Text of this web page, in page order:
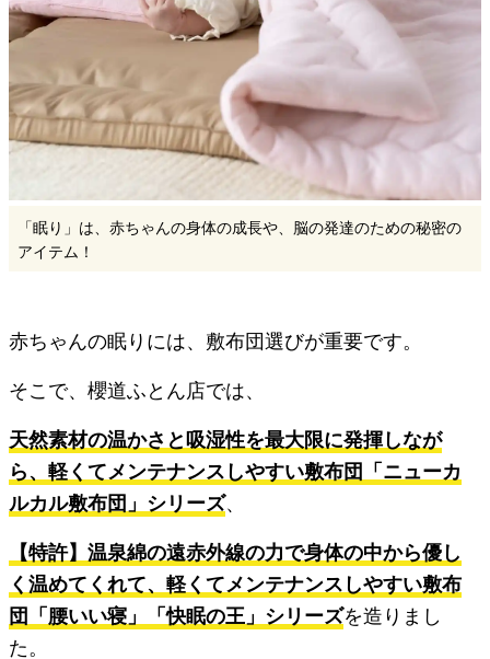
「眠り」は、赤ちゃんの身体の成長や、脳の発達のための秘密の
アイテム！
赤ちゃんの眠りには、敷布団選びが重要です。
そこで、櫻道ふとん店では、
天然素材の温かさと吸湿性を最大限に発揮しなが
ら、軽くてメンテナンスしやすい敷布団「ニューカ
ルカル敷布団」シリーズ、
【特許】温泉綿の遠赤外線の力で身体の中から優し
く温めてくれて、軽くてメンテナンスしやすい敷布
団「腰いい寝」「快眠の王」シリーズを造りまし
た。